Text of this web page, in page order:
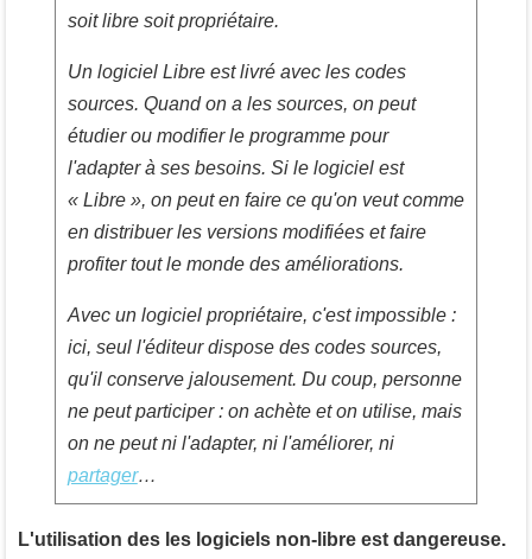
soit libre soit propriétaire.
Un logiciel Libre est livré avec les codes
sources. Quand on a les sources, on peut
étudier ou modifier le programme pour
l'adapter à ses besoins. Si le logiciel est
« Libre », on peut en faire ce qu'on veut comme
en distribuer les versions modifiées et faire
profiter tout le monde des améliorations.
Avec un logiciel propriétaire, c'est impossible :
ici, seul l'éditeur dispose des codes sources,
qu'il conserve jalousement. Du coup, personne
ne peut participer : on achète et on utilise, mais
on ne peut ni l'adapter, ni l'améliorer, ni
partager…
L'utilisation des les logiciels non-libre est dangereuse.